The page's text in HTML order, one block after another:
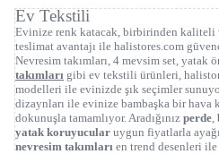
Ev Tekstili
Evinize renk katacak, birbirinden kaliteli
teslimat avantajı ile halistores.com
Nevresim takımları, 4 mevsim set, yatak
takımları gibi ev tekstili ürünleri,
modelleri ile evinizde şık seçimler
dizaynları ile evinize bambaşka bir hava
dokunuşla tamamlıyor. Aradığınız perde
yatak koruyucular uygun fiyatlarla
nevresim takımları en trend desenleri